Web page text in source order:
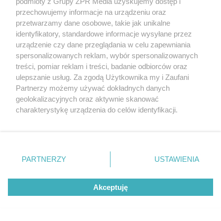
przechowujemy informacje na urządzeniu oraz
przetwarzamy dane osobowe, takie jak unikalne
identyfikatory, standardowe informacje wysyłane przez
urządzenie czy dane przeglądania w celu zapewniania
spersonalizowanych reklam, wybór spersonalizowanych
treści, pomiar reklam i treści, badanie odbiorców oraz
ulepszanie usług. Za zgodą Użytkownika my i Zaufani
Partnerzy możemy używać dokładnych danych
geolokalizacyjnych oraz aktywnie skanować
charakterystykę urządzenia do celów identyfikacji.
zmienić/wycofać klikając przycisk ustawień prywatności
znajdujący się w lewym dolnym rogu strony
rodzaje przetwarzania danych nie wymagają zgody
użytkownika, ale masz prawo sprzeciwić się takiemu
przetwarzaniu. Preferencje będą miały zastosowanie tylko
PARTNERZY USTAWIENIA
Akceptuję